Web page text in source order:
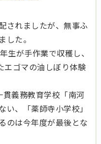
されましたが、無事ふ
した。
生が手作業で収穫し、
エゴマの油しぼり体験
義務教育学校「南河
い、「薬師寺小学校」
のは今年度が最後とな